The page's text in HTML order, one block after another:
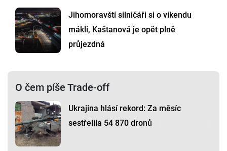
Jihomoravští silničáři si o víkendu
mákli, Kaštanová je opět plně
průjezdná
O čem píše Trade-off
Ukrajina hlásí rekord: Za měsíc
sestřelila 54 870 dronů